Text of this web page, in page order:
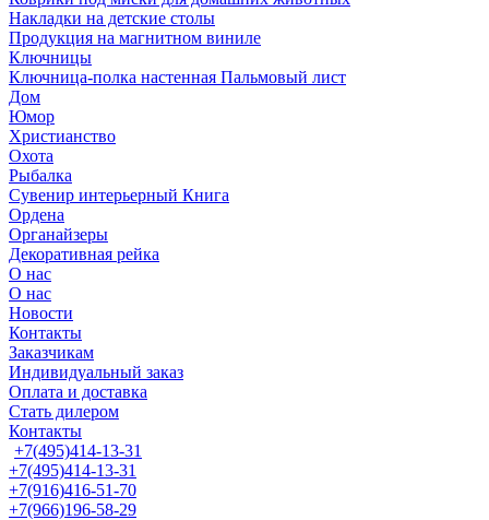
Накладки на детские столы
Продукция на магнитном виниле
Ключницы
Ключница-полка настенная Пальмовый лист
Дом
Юмор
Христианство
Охота
Рыбалка
Сувенир интерьерный Книга
Ордена
Органайзеры
Декоративная рейка
О нас
О нас
Новости
Контакты
Заказчикам
Индивидуальный заказ
Оплата и доставка
Стать дилером
Контакты
+7(495)414-13-31
+7(495)414-13-31
+7(916)416-51-70
+7(966)196-58-29